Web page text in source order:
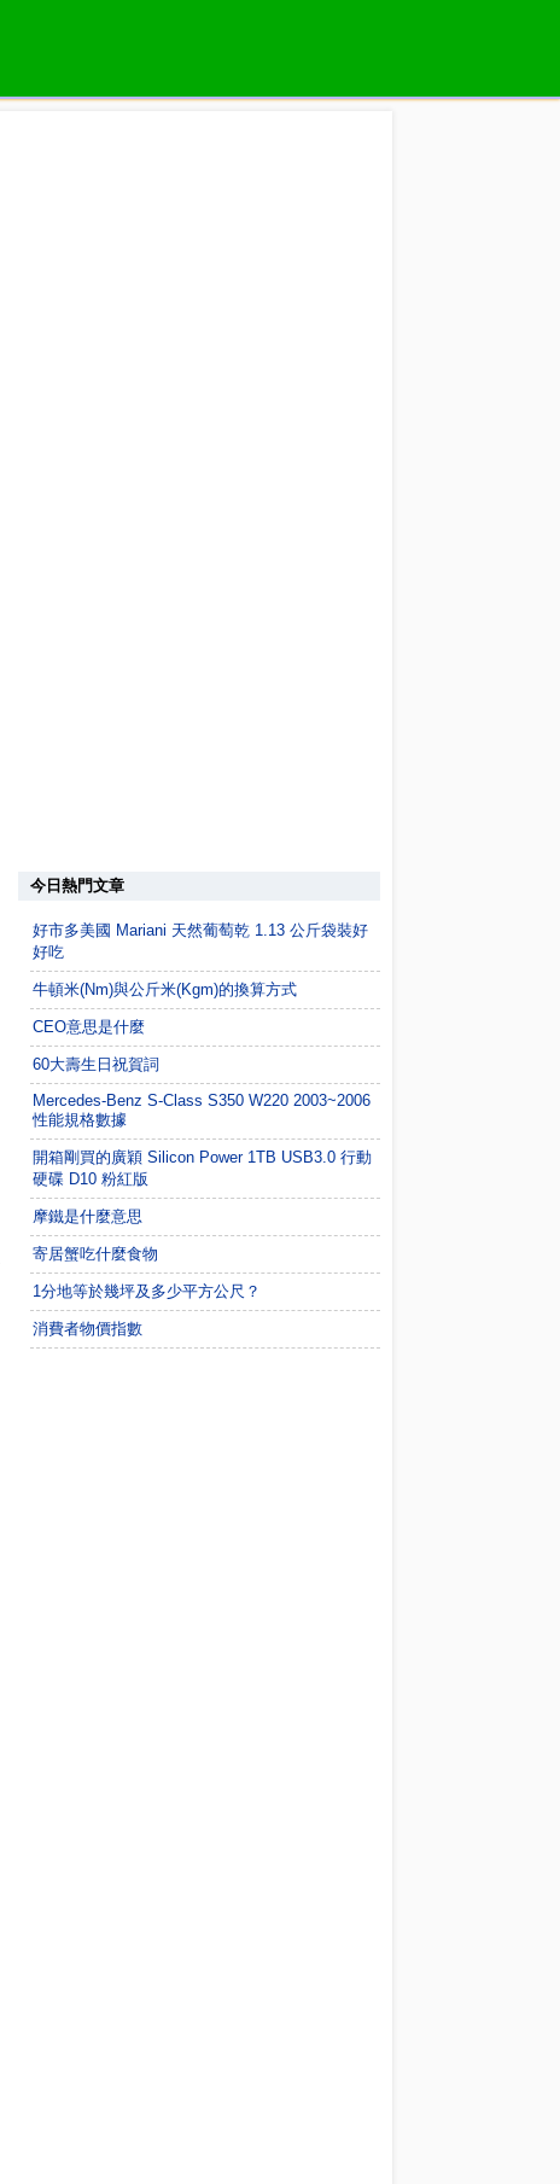
今日熱門文章
好市多美國 Mariani 天然葡萄乾 1.13 公斤袋裝好
好吃
牛頓米(Nm)與公斤米(Kgm)的換算方式
CEO意思是什麼
60大壽生日祝賀詞
Mercedes-Benz S-Class S350 W220 2003~2006
性能規格數據
開箱剛買的廣穎 Silicon Power 1TB USB3.0 行動
硬碟 D10 粉紅版
摩鐵是什麼意思
寄居蟹吃什麼食物
1分地等於幾坪及多少平方公尺？
消費者物價指數